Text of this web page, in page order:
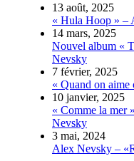
13 août, 2025
« Hula Hoop » –
14 mars, 2025
Nouvel album «
Nevsky
7 février, 2025
« Quand on
10 janvier, 2025
« Comme la mer
Nevsky
3 mai, 2024
Alex Nevsky –